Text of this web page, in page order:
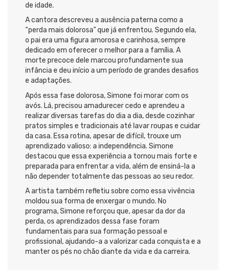
de idade.
A cantora descreveu a ausência paterna como a
“perda mais dolorosa” que já enfrentou. Segundo ela,
o pai era uma figura amorosa e carinhosa, sempre
dedicado em oferecer o melhor para a família. A
morte precoce dele marcou profundamente sua
infância e deu início a um período de grandes desafios
e adaptações.
Após essa fase dolorosa, Simone foi morar com os
avós. Lá, precisou amadurecer cedo e aprendeu a
realizar diversas tarefas do dia a dia, desde cozinhar
pratos simples e tradicionais até lavar roupas e cuidar
da casa. Essa rotina, apesar de difícil, trouxe um
aprendizado valioso: a independência. Simone
destacou que essa experiência a tornou mais forte e
preparada para enfrentar a vida, além de ensiná-la a
não depender totalmente das pessoas ao seu redor.
A artista também refletiu sobre como essa vivência
moldou sua forma de enxergar o mundo. No
programa, Simone reforçou que, apesar da dor da
perda, os aprendizados dessa fase foram
fundamentais para sua formação pessoal e
profissional, ajudando-a a valorizar cada conquista e a
manter os pés no chão diante da vida e da carreira.